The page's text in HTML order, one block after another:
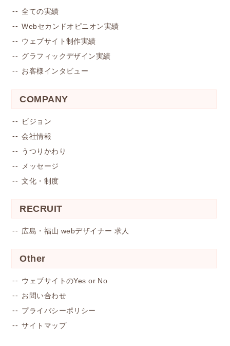
全ての実績
Webセカンドオピニオン実績
ウェブサイト制作実績
グラフィックデザイン実績
お客様インタビュー
COMPANY
ビジョン
会社情報
うつりかわり
メッセージ
文化・制度
RECRUIT
広島・福山 webデザイナー 求人
Other
ウェブサイトのYes or No
お問い合わせ
プライバシーポリシー
サイトマップ